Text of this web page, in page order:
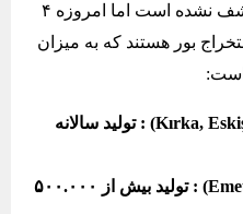
منبع بزرگ بور در ترکیه هنوز کشف نشده است اما امروزه ۴
بور هستند که به میزان
است:
کیرکا، اسکی شهیر (Kırka, Eskişehir) : تولید سالانه
امت، کوتاهیا (Emet, Kütahya) : تولید بیش از ۵۰۰.۰۰۰